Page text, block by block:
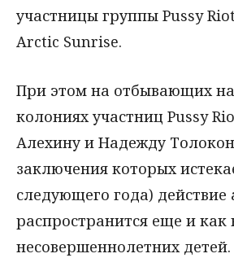
участницы группы Pussy
Arctic Sunrise.
При этом на отбывающих
колониях участниц Pussy
Алехину и Надежду
заключения которых
следующего года)
распространится еще и как
несовершеннолетних детей.